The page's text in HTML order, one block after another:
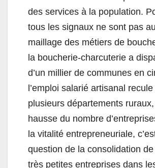
des services à la population.
tous les signaux ne sont pas
maillage des métiers de
la boucherie-charcuterie a
d’un millier de communes en
l’emploi salarié artisanal
plusieurs départements
hausse du nombre
la vitalité entrepreneuriale,
question de la consolidation
très petites entreprises dans